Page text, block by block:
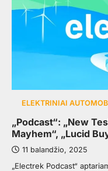
ELEKTRINIAI
„Podcast“: „New
Mayhem“, „Lucid
11 balandžio, 2025
„Electrek Podcast“